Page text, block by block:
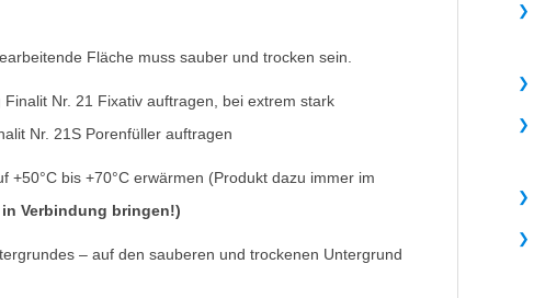
Fläche muss sauber und trocken sein.
Nr. 21 Fixativ auftragen, bei extrem stark
Nr. 21S Porenfüller auftragen
bis +70°C erwärmen (Produkt dazu immer im
Verbindung bringen!)
– auf den sauberen und trockenen Untergrund